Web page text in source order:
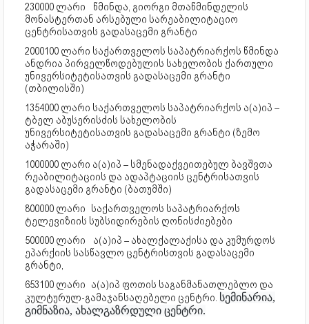
230000 ლარი
წმინდა, გიორგი მთაწმინდელის
მონასტერთან არსებული სარეაბილიტაციო
ცენტრისათვის გადასაცემი გრანტი
2000100 ლარი საქართველოს საპატრიარქოს წმინდა
ანდრია პირველწოდებულის სახელობის ქართული
უნივერსიტეტისათვის გადასაცემი გრანტი
(თბილისში)
1354000 ლარი საქართველოს საპატრიარქოს ა(ა)იპ –
ტბელ აბუსერისძის სახელობის
უნივერსიტეტისათვის გადასაცემი გრანტი (ზემო
აჭარაში)
1000000 ლარი ა(ა)იპ – სმენადაქვეითებულ ბავშვთა
რეაბილიტაციის და ადაპტაციის ცენტრისათვის
გადასაცემი გრანტი (ბათუმში)
800000 ლარი საქართველოს საპატრიარქოს
ტელევიზიის სუბსიდირების ღონისძიებები
500000 ლარი
ა(ა)იპ – ახალქალაქისა და კუმურდოს
ეპარქიის სასწავლო ცენტრისთვის გადასაცემი
გრანტი,
653100 ლარი ა(ა)იპ ფოთის საგანმანათლებლო და
კულტურულ-გამაჯანსაღებელი ცენტრი. სემინარია,
გიმნაზია, ახალგაზრდული ცენტრი.